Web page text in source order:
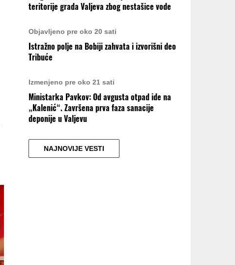
teritorije grada Valjeva zbog nestašice vode
Objavljeno pre oko 20 sati
Istražno polje na Bobiji zahvata i izvorišni deo
Tribuće
Izmenjeno pre oko 21 sati
Ministarka Pavkov: Od avgusta otpad ide na
„Kalenić“. Završena prva faza sanacije
deponije u Valjevu
NAJNOVIJE VESTI